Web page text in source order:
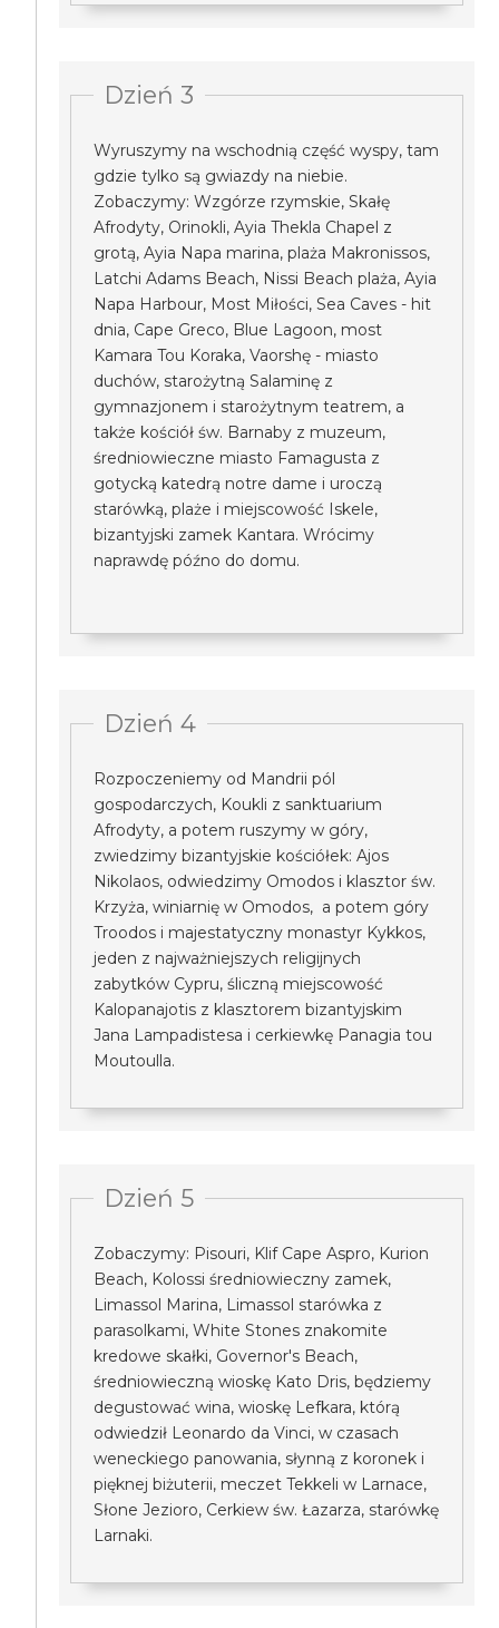
Dzień 3
Wyruszymy na wschodnią część wyspy, tam
gdzie tylko są gwiazdy na niebie.
Zobaczymy: Wzgórze rzymskie, Skałę
Afrodyty, Orinokli, Ayia Thekla Chapel z
grotą, Ayia Napa marina, plaża Makronissos,
Latchi Adams Beach, Nissi Beach plaża, Ayia
Napa Harbour, Most Miłości, Sea Caves - hit
dnia, Cape Greco, Blue Lagoon, most
Kamara Tou Koraka, Vaorshę - miasto
duchów, starożytną Salaminę z
gymnazjonem i starożytnym teatrem, a
także kościół św. Barnaby z muzeum,
średniowieczne miasto Famagusta z
gotycką katedrą notre dame i uroczą
starówką, plaże i miejscowość Iskele,
bizantyjski zamek Kantara. Wrócimy
naprawdę późno do domu.
Dzień 4
Rozpoczeniemy od Mandrii pól
gospodarczych, Koukli z sanktuarium
Afrodyty, a potem ruszymy w góry,
zwiedzimy bizantyjskie kościółek: Ajos
Nikolaos, odwiedzimy Omodos i klasztor św.
Krzyża, winiarnię w Omodos, a potem góry
Troodos i majestatyczny monastyr Kykkos,
jeden z najważniejszych religijnych
zabytków Cypru, śliczną miejscowość
Kalopanajotis z klasztorem bizantyjskim
Jana Lampadistesa i cerkiewkę Panagia tou
Moutoulla.
Dzień 5
Zobaczymy: Pisouri, Klif Cape Aspro, Kurion
Beach, Kolossi średniowieczny zamek,
Limassol Marina, Limassol starówka z
parasolkami, White Stones znakomite
kredowe skałki, Governor's Beach,
średniowieczną wioskę Kato Dris, będziemy
degustować wina, wioskę Lefkara, którą
odwiedził Leonardo da Vinci, w czasach
weneckiego panowania, słynną z koronek i
pięknej biżuterii, meczet Tekkeli w Larnace,
Słone Jezioro, Cerkiew św. Łazarza, starówkę
Larnaki.